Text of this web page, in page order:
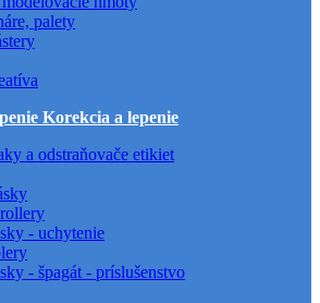
palety
Korekcia a lepenie
a odstraňovače etikiet
- uchytenie
- špagát - príslušenstvo